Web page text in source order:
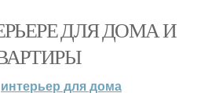
ДЛЯ ДОМА И
интерьер для дома